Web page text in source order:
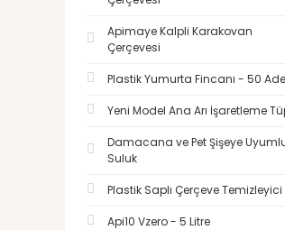
Apimaye Kalpli Karakovan
Çerçevesi
Plastik Yumurta Fincanı - 50
Yeni Model Ana Arı İşaretleme
Damacana ve Pet Şişeye
Suluk
Plastik Saplı Çerçeve Temizleyici
Api10 Vzero - 5 Litre